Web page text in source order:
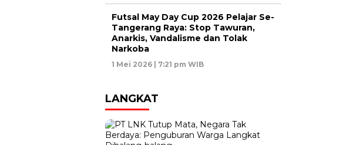
Futsal May Day Cup 2026 Pelajar Se-
Tangerang Raya: Stop Tawuran,
Anarkis, Vandalisme dan Tolak
Narkoba
1 Mei 2026 | 7:21 pm WIB
LANGKAT